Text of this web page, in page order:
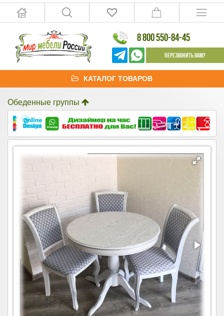
8 800 550-84-45
Перезвонить Вам?
КАТАЛОГ ТОВАРОВ
Обеденные группы